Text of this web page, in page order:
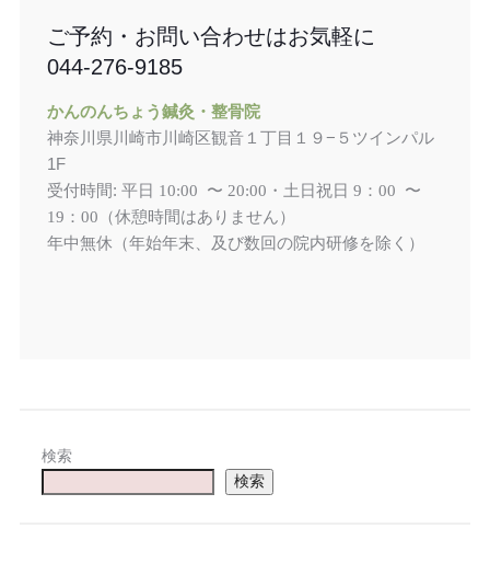
ご予約・お問い合わせはお気軽に
044-276-9185
かんのんちょう鍼灸・整骨院
神奈川県川崎市川崎区観音１丁目１９−５ツインパル
1F
受付時間: 平日 10:00 〜 20:00・ 土日祝日 9：00 〜
19：00 （休憩時間はありません）
年中無休（年始年末、及び数回の院内研修を除く）
検索
検索